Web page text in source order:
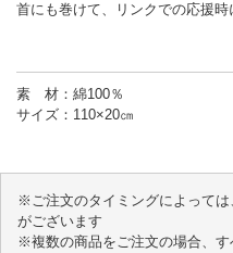
首にも巻けて、リンクでの応援時
素 材：綿100％
サイズ：110×20㎝
※ご注文のタイミングによって
がございます
※複数の商品をご注文の場合、